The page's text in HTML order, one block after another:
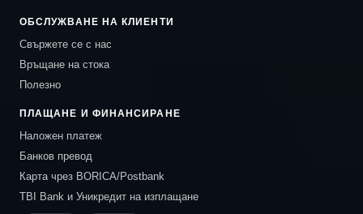
ОБСЛУЖВАНЕ НА КЛИЕНТИ
Свържете се с нас
Връщане на стока
Полезно
ПЛАЩАНЕ И ФИНАНСИРАНЕ
Наложен платеж
Банков превод
Карта чрез BORICA/Postbank
TBI Bank и Уникредит на изплащане